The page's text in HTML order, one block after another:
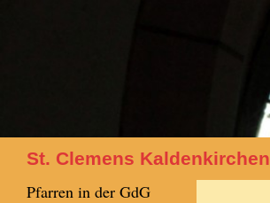
St. Clemens
Pfarren in der GdG